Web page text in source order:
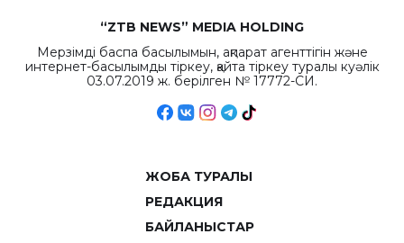
“ZTB NEWS” MEDIA HOLDING
Мерзімді баспа басылымын, ақпарат агенттігін және
интернет-басылымды тіркеу, қайта тіркеу туралы куәлік
03.07.2019 ж. берілген № 17772-СИ.
ЖОБА ТУРАЛЫ
РЕДАКЦИЯ
БАЙЛАНЫСТАР